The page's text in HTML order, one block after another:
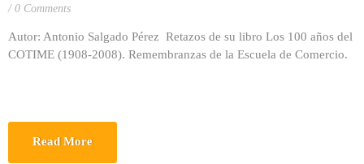
0 Comments
Autor: Antonio Salgado Pérez Retazos de su libro Los 100 años del
COTIME (1908-2008). Remembranzas de la Escuela de Comercio.
Read More